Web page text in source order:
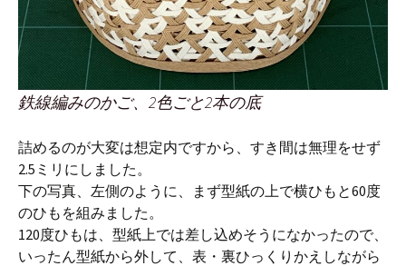
鉄線編みのかご、2色ごと2本の底
詰めるのが大変は想定内ですから、すき間は無理をせず
2.5ミリにしました。
下の写真、左側のように、まず型紙の上で横ひもと60度
のひもを組みました。
120度ひもは、型紙上では差し込めそうになかったので、
いったん型紙から外して、表・裏ひっくりかえしながら